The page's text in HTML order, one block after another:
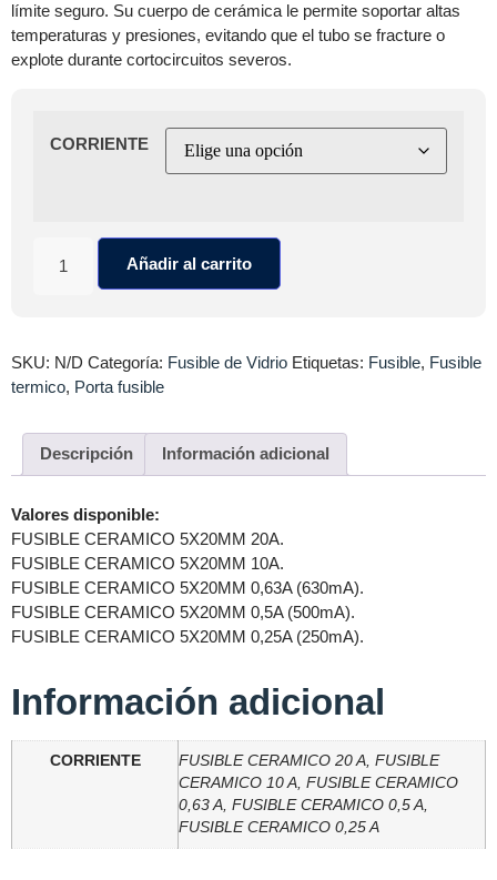
límite seguro. Su cuerpo de cerámica le permite soportar altas
temperaturas y presiones, evitando que el tubo se fracture o
explote durante cortocircuitos severos.
CORRIENTE
Añadir al carrito
SKU: N/D Categoría: Fusible de Vidrio Etiquetas: Fusible, Fusible
termico, Porta fusible
Descripción Información adicional
Valores disponible:
FUSIBLE CERAMICO 5X20MM 20A.
FUSIBLE CERAMICO 5X20MM 10A.
FUSIBLE CERAMICO 5X20MM 0,63A (630mA).
FUSIBLE CERAMICO 5X20MM 0,5A (500mA).
FUSIBLE CERAMICO 5X20MM 0,25A (250mA).
Información adicional
CORRIENTE
FUSIBLE CERAMICO 20 A, FUSIBLE
CERAMICO 10 A, FUSIBLE CERAMICO
0,63 A, FUSIBLE CERAMICO 0,5 A,
FUSIBLE CERAMICO 0,25 A